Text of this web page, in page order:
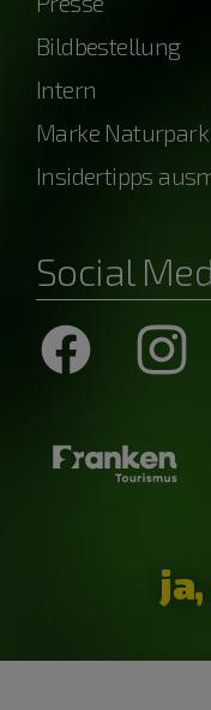
Bildbestellung
Intern
Marke
Insidertipps
Social